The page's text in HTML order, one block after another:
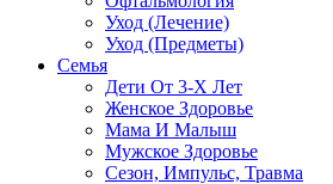
Уход (Лечение)
Уход (Предметы)
Семья
Дети От 3-Х Лет
Женское Здоровье
Мама И Малыш
Мужское Здоровье
Сезон, Импульс, Травма